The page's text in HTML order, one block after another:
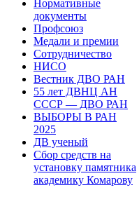
Нормативные
документы
Профсоюз
Медали и премии
Сотрудничество
НИСО
Вестник ДВО РАН
55 лет ДВНЦ АН
СССР — ДВО РАН
ВЫБОРЫ В РАН
2025
ДВ ученый
Сбор средств на
установку памятника
академику Комарову